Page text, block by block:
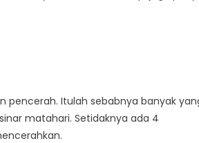
pencerah. Itulah sebabnya banyak
matahari. Setidaknya ada 4